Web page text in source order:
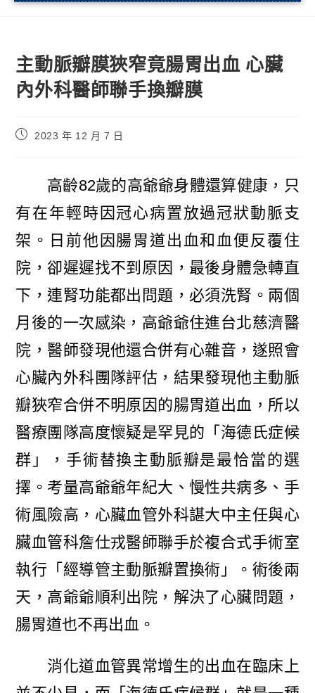
主動脈瓣膜狹窄竟腸胃出血 心臟
內外科醫師聯手換瓣膜
2023 年 12 月 7 日
高齡82歲的高爺爺身體還算健康，只
有在年輕時因冠心病置放過冠狀動脈支
架。日前他因腸胃道出血和血便反覆住
院，卻遲遲找不到原因，最後身體急轉直
下，連腎功能都出問題，必須洗腎。兩個
月後的一次感染，高爺爺住進台北慈濟醫
院，醫師發現他還合併有心雜音，遂照會
心臟內外科團隊評估，結果發現他主動脈
瓣狹窄合併不明原因的腸胃道出血，所以
醫療團隊高度懷疑是罕見的「海德氏症候
群」，手術替換主動脈瓣是最恰當的選
擇。考量高爺爺年紀大、慢性共病多、手
術風險高，心臟血管外科諶大中主任與心
臟血管科詹仕戎醫師聯手於複合式手術室
執行「經導管主動脈瓣置換術」。術後兩
天，高爺爺順利出院，解決了心臟問題，
腸胃道也不再出血。
消化道血管異常增生的出血在臨床上